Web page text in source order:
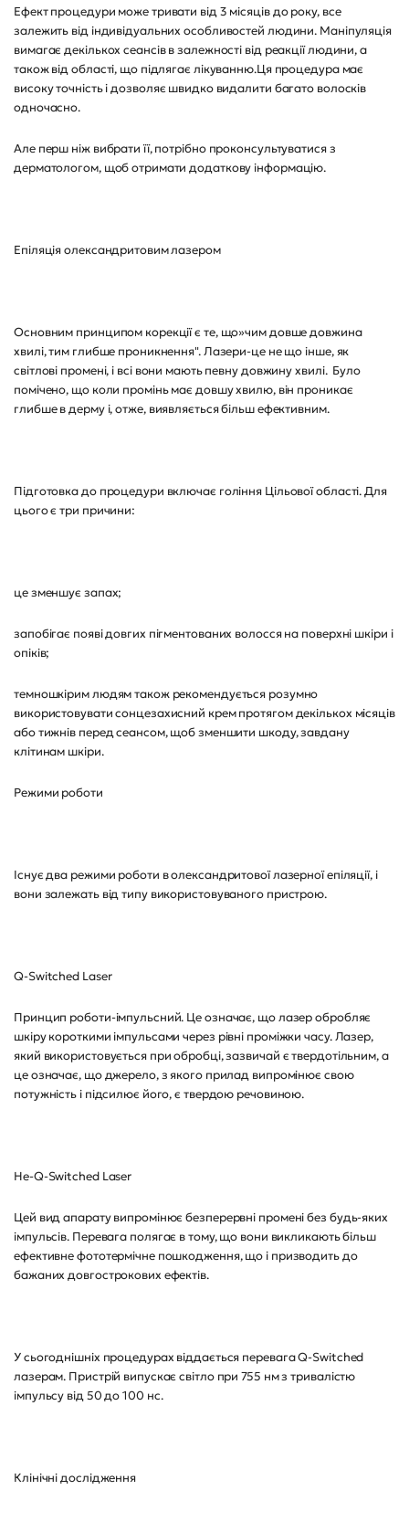
Ефект процедури може тривати від 3 місяців до року, все
залежить від індивідуальних особливостей людини. Маніпуляція
вимагає декількох сеансів в залежності від реакції людини, а
також від області, що підлягає лікуванню.Ця процедура має
високу точність і дозволяє швидко видалити багато волосків
одночасно.
Але перш ніж вибрати її, потрібно проконсультуватися з
дерматологом, щоб отримати додаткову інформацію.
Епіляція олександритовим лазером
Основним принципом корекції є те, що»чим довше довжина
хвилі, тим глибше проникнення". Лазери-це не що інше, як
світлові промені, і всі вони мають певну довжину хвилі. Було
помічено, що коли промінь має довшу хвилю, він проникає
глибше в дерму і, отже, виявляється більш ефективним.
Підготовка до процедури включає гоління Цільової області. Для
цього є три причини:
це зменшує запах;
запобігає появі довгих пігментованих волосся на поверхні шкіри і
опіків;
темношкірим людям також рекомендується розумно
використовувати сонцезахисний крем протягом декількох місяців
або тижнів перед сеансом, щоб зменшити шкоду, завдану
клітинам шкіри.
Режими роботи
Існує два режими роботи в олександритової лазерної епіляції, і
вони залежать від типу використовуваного пристрою.
Q-Switched Laser
Принцип роботи-імпульсний. Це означає, що лазер обробляє
шкіру короткими імпульсами через рівні проміжки часу. Лазер,
який використовується при обробці, зазвичай є твердотільним, а
це означає, що джерело, з якого прилад випромінює свою
потужність і підсилює його, є твердою речовиною.
Не-Q-Switched Laser
Цей вид апарату випромінює безперервні промені без будь-яких
імпульсів. Перевага полягає в тому, що вони викликають більш
ефективне фототермічне пошкодження, що і призводить до
бажаних довгострокових ефектів.
У сьогоднішніх процедурах віддається перевага Q-Switched
лазерам. Пристрій випускає світло при 755 нм з тривалістю
імпульсу від 50 до 100 нс.
Клінічні дослідження